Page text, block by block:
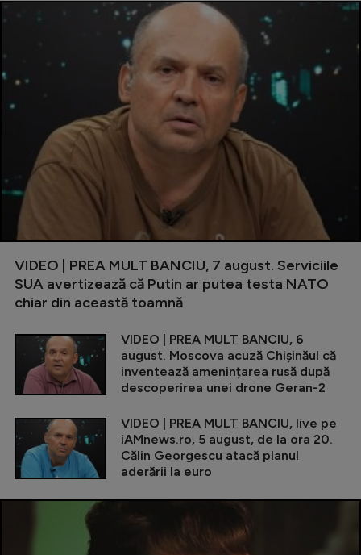
VIDEO | PREA MULT BANCIU, 7 august. Serviciile
SUA avertizează că Putin ar putea testa NATO
chiar din această toamnă
VIDEO | PREA MULT BANCIU, 6
august. Moscova acuză Chișinăul că
inventează amenințarea rusă după
descoperirea unei drone Geran-2
VIDEO | PREA MULT BANCIU, live pe
iAMnews.ro, 5 august, de la ora 20.
Călin Georgescu atacă planul
aderării la euro